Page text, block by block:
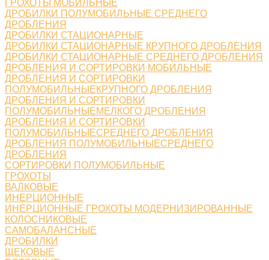
ГРОХОТЫ МОБИЛЬНЫЕ
ДРОБИЛКИ ПОЛУМОБИЛЬНЫЕ СРЕДНЕГО
ДРОБЛЕНИЯ
ДРОБИЛКИ СТАЦИОНАРНЫЕ
ДРОБИЛКИ СТАЦИОНАРНЫЕ КРУПНОГО ДРОБЛЕНИЯ
ДРОБИЛКИ СТАЦИОНАРНЫЕ СРЕДНЕГО ДРОБЛЕНИЯ
ДРОБЛЕНИЯ И СОРТИРОВКИ МОБИЛЬНЫЕ
ДРОБЛЕНИЯ И СОРТИРОВКИ
ПОЛУМОБИЛЬНЫЕКРУПНОГО ДРОБЛЕНИЯ
ДРОБЛЕНИЯ И СОРТИРОВКИ
ПОЛУМОБИЛЬНЫЕМЕЛКОГО ДРОБЛЕНИЯ
ДРОБЛЕНИЯ И СОРТИРОВКИ
ПОЛУМОБИЛЬНЫЕСРЕДНЕГО ДРОБЛЕНИЯ
ДРОБЛЕНИЯ ПОЛУМОБИЛЬНЫЕСРЕДНЕГО
ДРОБЛЕНИЯ
СОРТИРОВКИ ПОЛУМОБИЛЬНЫЕ
ГРОХОТЫ
ВАЛКОВЫЕ
ИНЕРЦИОННЫЕ
ИНЕРЦИОННЫЕ ГРОХОТЫ МОДЕРНИЗИРОВАННЫЕ
КОЛОСНИКОВЫЕ
САМОБАЛАНСНЫЕ
ДРОБИЛКИ
ЩЕКОВЫЕ